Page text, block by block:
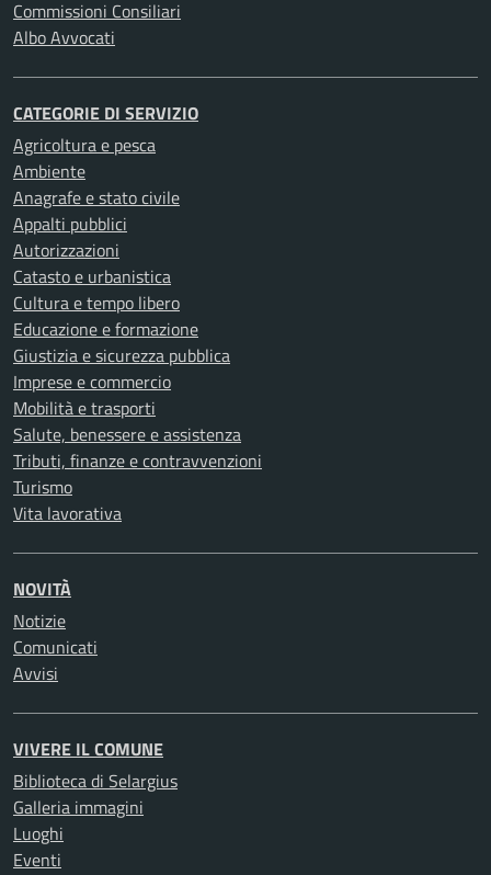
Commissioni Consiliari
Albo Avvocati
CATEGORIE DI SERVIZIO
Agricoltura e pesca
Ambiente
Anagrafe e stato civile
Appalti pubblici
Autorizzazioni
Catasto e urbanistica
Cultura e tempo libero
Educazione e formazione
Giustizia e sicurezza pubblica
Imprese e commercio
Mobilità e trasporti
Salute, benessere e assistenza
Tributi, finanze e contravvenzioni
Turismo
Vita lavorativa
NOVITÀ
Notizie
Comunicati
Avvisi
VIVERE IL COMUNE
Biblioteca di Selargius
Galleria immagini
Luoghi
Eventi